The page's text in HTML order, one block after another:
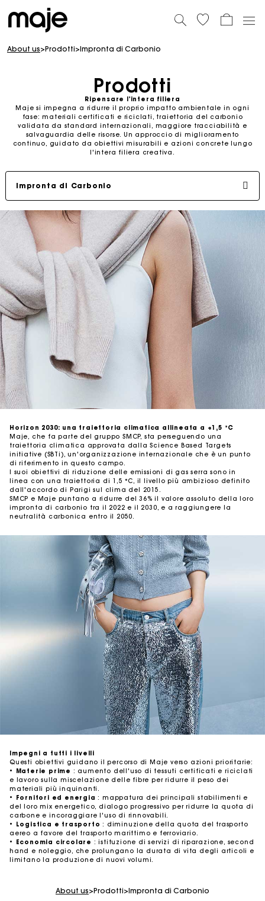
About us>Prodotti>Impronta di Carbonio
Prodotti
Ripensare l'intera filiera
Maje si impegna a ridurre il proprio impatto ambientale in ogni
fase: materiali certificati e riciclati, traiettoria del carbonio
validata da standard internazionali, maggiore tracciabilità e
salvaguardia delle risorse. Un approccio di miglioramento
continuo, guidato da obiettivi misurabili e azioni concrete lungo
l'intera filiera creativa.
Impronta di Carbonio
Materiali meno impattanti
Progetti ambientali
Tracciabilità
Audit dei nostri fornitori
Horizon 2030: una traiettoria climatica allineata a +1,5 °C
Maje, che fa parte del gruppo SMCP, sta perseguendo una
traiettoria climatica approvata dalla Science Based Targets
initiative (SBTi), un'organizzazione internazionale che è un punto
di riferimento in questo campo.
I suoi obiettivi di riduzione delle emissioni di gas serra sono in
linea con una traiettoria di 1,5 °C, il livello più ambizioso definito
dall'accordo di Parigi sul clima del 2015.
SMCP e Maje puntano a ridurre del 36% il valore assoluto della loro
impronta di carbonio tra il 2022 e il 2030, e a raggiungere la
neutralità carbonica entro il 2050.
Impegni a tutti i livelli
Questi obiettivi guidano il percorso di Maje verso azioni prioritarie:
•
Materie prime : aumento dell'uso di tessuti certificati e riciclati
e lavoro sulla miscelazione delle fibre per ridurre il peso dei
materiali più inquinanti.
•
Fornitori ed energia : mappatura dei principali stabilimenti e
del loro mix energetico, dialogo progressivo per ridurre la quota di
carbone e incoraggiare l'uso di rinnovabili.
•
Logistica e trasporto : diminuzione della quota del trasporto
aereo a favore del trasporto marittimo e ferroviario.
•
Economia circolare : istituzione di servizi di riparazione, second
hand e noleggio, che prolungano la durata di vita degli articoli e
limitano la produzione di nuovi volumi.
About us>Prodotti>Impronta di Carbonio
La carta regalo Maje: il modo migliore per fare il regalo
perfetto
Consegna a domicilio offerta entro 2-3 giorni